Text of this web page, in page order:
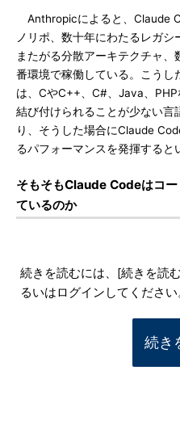
Anthropicによると、Claude
ノリポ、数十年にわたるレガ
またがる分散アーキテクチャ
番環境で稼働している。こうし
は、CやC++、C#、Java、
結び付けられることが少ない言
り、そうした場合にClaude
るパフォーマンスを発揮すると
そもそもClaude Codeはコ
ているのか
続きを読むには、[続きを読
るいはログインしてください
続き